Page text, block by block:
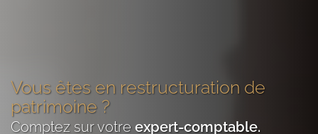
Vous êtes en restructuration de
patrimoine ?
Comptez sur votre expert-comptable.